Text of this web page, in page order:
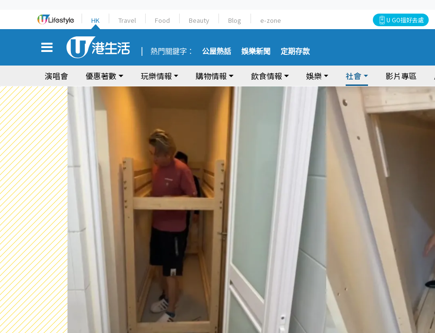
HK Travel Food Beauty Blog e-zone U GO搵好去處
熱門關鍵字： 公屋熱話 娛樂新聞 定期存款
演唱會 優惠著數 玩樂情報 購物情報 飲食情報 娛樂 社會 影片專區